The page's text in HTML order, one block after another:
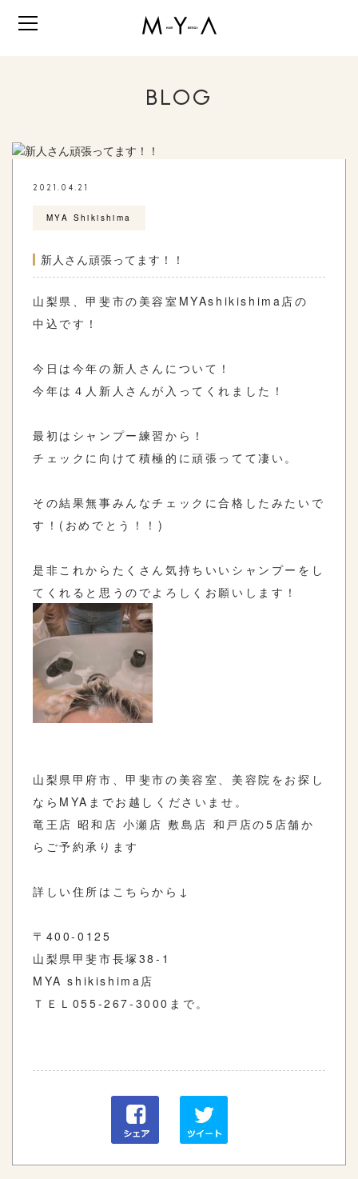
BLOG
2021.04.21
MYA Shikishima
新人さん頑張ってます！！
山梨県、甲斐市の美容室MYAshikishima店の
中込です！
今日は今年の新人さんについて！
今年は４人新人さんが入ってくれました！
最初はシャンプー練習から！
チェックに向けて積極的に頑張ってて凄い。
その結果無事みんなチェックに合格したみたいで
す！(おめでとう！！)
是非これからたくさん気持ちいいシャンプーをし
てくれると思うのでよろしくお願いします！
山梨県甲府市、甲斐市の美容室、美容院をお探し
ならMYAまでお越しくださいませ。
竜王店 昭和店 小瀬店 敷島店 和戸店の5店舗か
らご予約承ります
詳しい住所はこちらから↓
〒400-0125
山梨県甲斐市長塚38-1
MYA shikishima店
ＴＥＬ055-267-3000まで。